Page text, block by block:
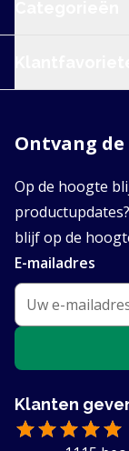
Ontvang
Op de hoogte
blijf op de
E-mailadres
Klanten